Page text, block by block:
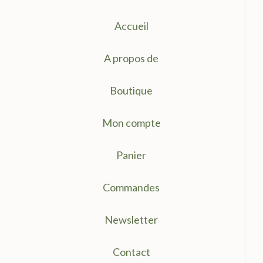
Accueil
A propos de
Boutique
Mon compte
Panier
Commandes
Newsletter
Contact